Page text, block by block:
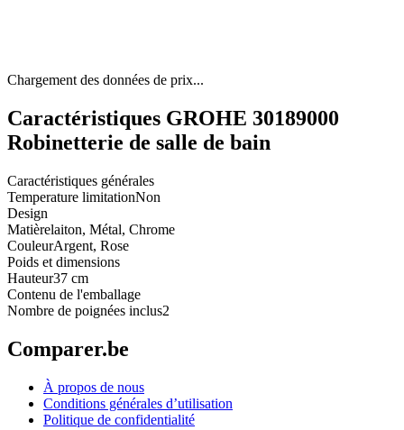
Chargement des données de prix...
Caractéristiques GROHE 30189000
Robinetterie de salle de bain
Caractéristiques générales
Temperature limitationNon
Design
Matièrelaiton, Métal, Chrome
CouleurArgent, Rose
Poids et dimensions
Hauteur37 cm
Contenu de l'emballage
Nombre de poignées inclus2
Comparer.be
À propos de nous
Conditions générales d’utilisation
Politique de confidentialité